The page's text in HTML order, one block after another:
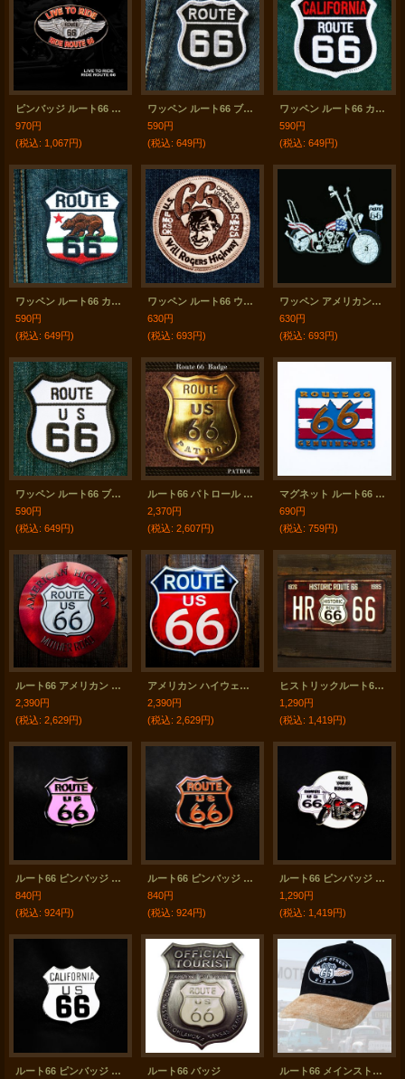
ピンバッジ ルート66 LIVE TO RIDE/Pin Route 66
970円
(税込: 1,067円)
ワッペン ルート66 ブラック・シルバー/Patch Route 66
590円
(税込: 649円)
ワッペン ルート66 カリフォルニア ブラック・シルバー/Patch Route 66 California
590円
(税込: 649円)
ワッペン ルート66 カリフォルニア グリズリー/Patch
590円
(税込: 649円)
ワッペン ルート66 ウィルロジャースハイウェイ/Patch Route 66 Will Rogers Highway
630円
(税込: 693円)
ワッペン アメリカンモーターサイクル&ルート66/Patch
630円
(税込: 693円)
ワッペン ルート66 ブラック・ホワイト/Patch Route 66
590円
(税込: 649円)
ルート66 パトロール バッジ/Route 66 Badge
2,370円
(税込: 2,607円)
マグネット ルート66 Route 66 GENUINE USA
690円
(税込: 759円)
ルート66 アメリカン ハイウェイ メタルサイン/Metal Sign Route 66 AMERICAN HIGHWAY
2,390円
(税込: 2,629円)
アメリカン ハイウェイ ルート66 メタルサイン/Metal Sign Route 66
2,390円
(税込: 2,629円)
ヒストリックルート66 ライセンスプレート（ブラウン）/License Plate Historic Route 66(Brown)
1,290円
(税込: 1,419円)
ルート66 ピンバッジ ピンク・ブラック/Pin Route 66
840円
(税込: 924円)
ルート66 ピンバッジ オレンジ・ブラック/Pin Route 66
840円
(税込: 924円)
ルート66 ピンバッジ モーターサイクル・レッド GET YOUR KICKS!/Pin Route 66
1,290円
(税込: 1,419円)
ルート66 ピンバッジ カリフォルニア/Pin California US Route 66 ルート66 バッジ ルート66 メインストリート 刺繍 キャップ（ブラック）/Route 66 Cap(Black)